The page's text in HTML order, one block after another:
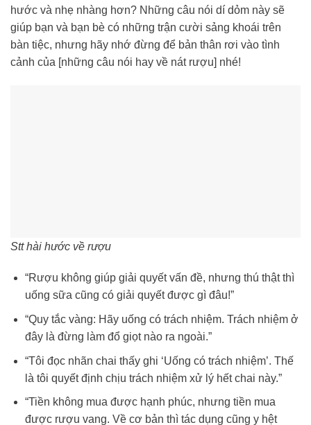
hước và nhẹ nhàng hơn? Những câu nói dí dỏm này sẽ
giúp bạn và bạn bè có những trận cười sảng khoái trên
bàn tiệc, nhưng hãy nhớ đừng để bản thân rơi vào tình
cảnh của [những câu nói hay về nát rượu] nhé!
Stt hài hước về rượu
“Rượu không giúp giải quyết vấn đề, nhưng thú thật thì
uống sữa cũng có giải quyết được gì đâu!”
“Quy tắc vàng: Hãy uống có trách nhiệm. Trách nhiệm ở
đây là đừng làm đổ giọt nào ra ngoài.”
“Tôi đọc nhãn chai thấy ghi ‘Uống có trách nhiệm’. Thế
là tôi quyết định chịu trách nhiệm xử lý hết chai này.”
“Tiền không mua được hạnh phúc, nhưng tiền mua
được rượu vang. Về cơ bản thì tác dụng cũng y hệt